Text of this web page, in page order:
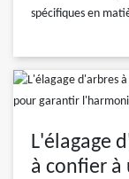
spécifiques en
L'élagage
à confier à